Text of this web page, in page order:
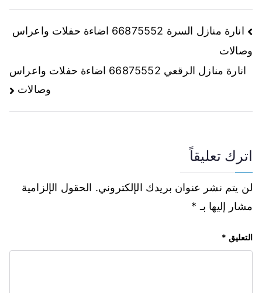
انارة منازل السرة 66875552 اضاءة حفلات واعراس
وصالات
انارة منازل الرقعي 66875552 اضاءة حفلات واعراس
وصالات
اترك تعليقاً
لن يتم نشر عنوان بريدك الإلكتروني. الحقول الإلزامية
مشار إليها بـ *
التعليق *